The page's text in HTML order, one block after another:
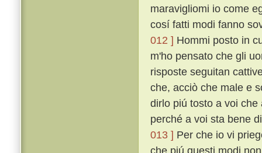
maravigliomi io come
cosí fatti modi fanno
012 ] Hommi posto in
m'ho pensato che gli
risposte seguitan
che, acciò che male e
dirlo piú tosto a voi
perché a voi sta bene
013 ] Per che io vi
che piú questi modi